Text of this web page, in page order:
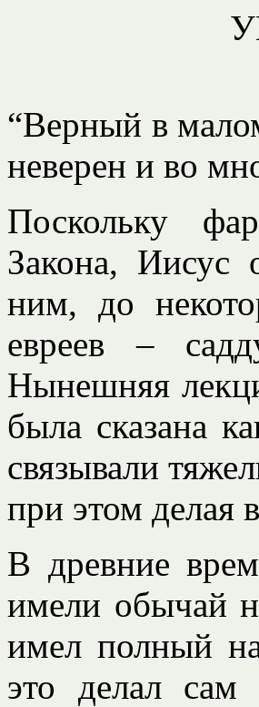
“Верный в
неверен и во
Поскольку
Закона,
ним, до
евреев –
Нынешняя
была сказана
связывали
при этом делая
В древние
имели обычай
имел полный
это делал сам